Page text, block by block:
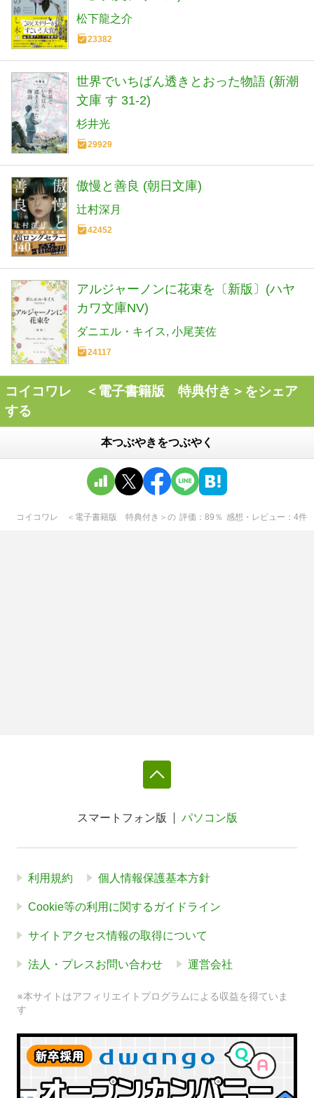
松下龍之介
23382
世界でいちばん透きとおった物語 (新潮
文庫 す 31-2)
杉井光
29929
傲慢と善良 (朝日文庫)
辻村深月
42452
アルジャーノンに花束を〔新版〕(ハヤ
カワ文庫NV)
ダニエル・キイス 小尾芙佐
24117
コイコワレ ＜電子書籍版 特典付き＞をシェア
する
本つぶやきをつぶやく
コイコワレ ＜電子書籍版 特典付き＞ の 評価 89 ％ 感想・レビュー 4件
スマートフォン版 パソコン版
利用規約 個人情報保護基本方針
Cookie等の利用に関するガイドライン
サイトアクセス情報の取得について
法人・プレスお問い合わせ 運営会社
※本サイトはアフィリエイトプログラムによる収益を得ていま
す